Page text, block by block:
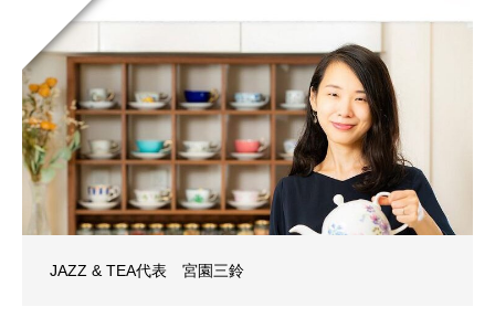
JAZZ & TEA代表 宮園三鈴